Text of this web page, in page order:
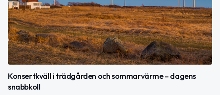
Konsertkväll i trädgården och sommarvärme – dagens
snabbkoll